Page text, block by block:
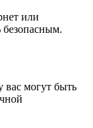
или
безопасным.
вас могут быть